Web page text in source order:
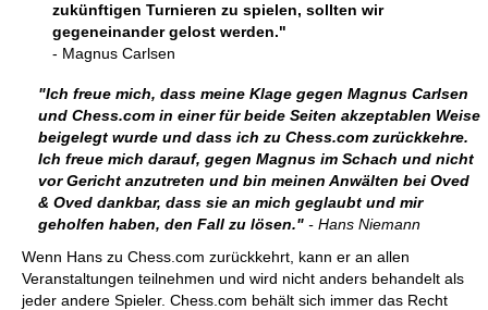
zukünftigen Turnieren zu spielen, sollten wir
gegeneinander gelost werden."
- Magnus Carlsen
"Ich freue mich, dass meine Klage gegen Magnus Carlsen
und Chess.com in einer für beide Seiten akzeptablen Weise
beigelegt wurde und dass ich zu Chess.com zurückkehre.
Ich freue mich darauf, gegen Magnus im Schach und nicht
vor Gericht anzutreten und bin meinen Anwälten bei Oved
& Oved dankbar, dass sie an mich geglaubt und mir
geholfen haben, den Fall zu lösen." - Hans Niemann
Wenn Hans zu Chess.com zurückkehrt, kann er an allen
Veranstaltungen teilnehmen und wird nicht anders behandelt als
jeder andere Spieler. Chess.com behält sich immer das Recht